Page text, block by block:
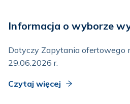
Informacja o wyborze
Dotyczy Zapytania ofertowego
29.06.2026 r.
Czytaj więcej